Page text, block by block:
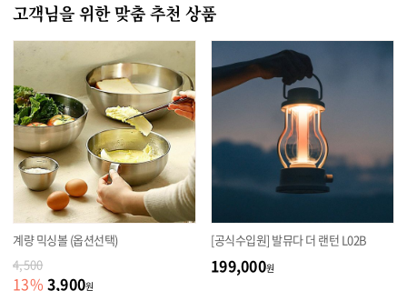
고객님을 위한 맞춤 추천 상품
계량 믹싱볼 (옵션선택)
4,500
13% 3,900원
[공식수입원] 발뮤다 더 랜턴 L02B
199,000원